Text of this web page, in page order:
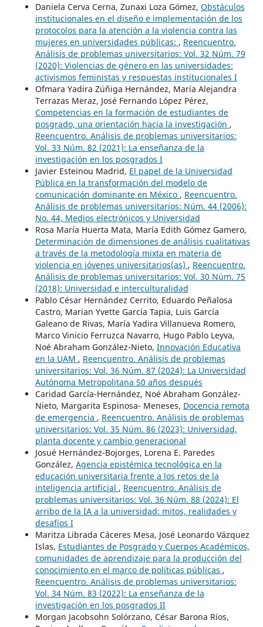
Daniela Cerva Cerna, Zunaxi Loza Gómez, Obstáculos
institucionales en el diseño e implementación de los
protocolos para la atención a la violencia contra las
mujeres en universidades públicas: , Reencuentro.
Análisis de problemas universitarios: Vol. 32 Núm. 79
(2020): Violencias de género en las universidades:
activismos feministas y respuestas institucionales I
Ofmara Yadira Zúñiga Hernández, María Alejandra
Terrazas Meraz, José Fernando López Pérez,
Competencias en la formación de estudiantes de
posgrado, una orientación hacia la investigación ,
Reencuentro. Análisis de problemas universitarios:
Vol. 33 Núm. 82 (2021): La enseñanza de la
investigación en los posgrados I
Javier Esteinou Madrid, El papel de la Universidad
Pública en la transformación del modelo de
comunicación dominante en México , Reencuentro.
Análisis de problemas universitarios: Núm. 44 (2006):
No. 44, Medios electrónicos y Universidad
Rosa María Huerta Mata, María Edith Gómez Gamero,
Determinación de dimensiones de análisis cualitativas
a través de la metodología mixta en materia de
violencia en jóvenes universitarios(as) , Reencuentro.
Análisis de problemas universitarios: Vol. 30 Núm. 75
(2018): Universidad e interculturalidad
Pablo César Hernández Cerrito, Eduardo Peñalosa
Castro, Marian Yvette García Tapia, Luis García
Galeano de Rivas, María Yadira Villanueva Romero,
Marco Vinicio Ferruzca Navarro, Hugo Pablo Leyva,
Noé Abraham González-Nieto, Innovación Educativa
en la UAM , Reencuentro. Análisis de problemas
universitarios: Vol. 36 Núm. 87 (2024): La Universidad
Autónoma Metropolitana 50 años después
Caridad García-Hernández, Noé Abraham González-
Nieto, Margarita Espinosa- Meneses, Docencia remota
de emergencia , Reencuentro. Análisis de problemas
universitarios: Vol. 35 Núm. 86 (2023): Universidad,
planta docente y cambio generacional
Josué Hernández-Bojorges, Lorena E. Paredes
González, Agencia epistémica tecnológica en la
educación universitaria frente a los retos de la
inteligencia artificial , Reencuentro. Análisis de
problemas universitarios: Vol. 36 Núm. 88 (2024): El
arribo de la IA a la universidad: mitos, realidades y
desafíos I
Maritza Librada Cáceres Mesa, José Leonardo Vázquez
Islas, Estudiantes de Posgrado y Cuerpos Académicos,
comunidades de aprendizaje para la producción del
conocimiento en el marco de políticas públicas ,
Reencuentro. Análisis de problemas universitarios:
Vol. 34 Núm. 83 (2022): La enseñanza de la
investigación en los posgrados II
Morgan Jacobsohn Solórzano, César Barona Ríos,